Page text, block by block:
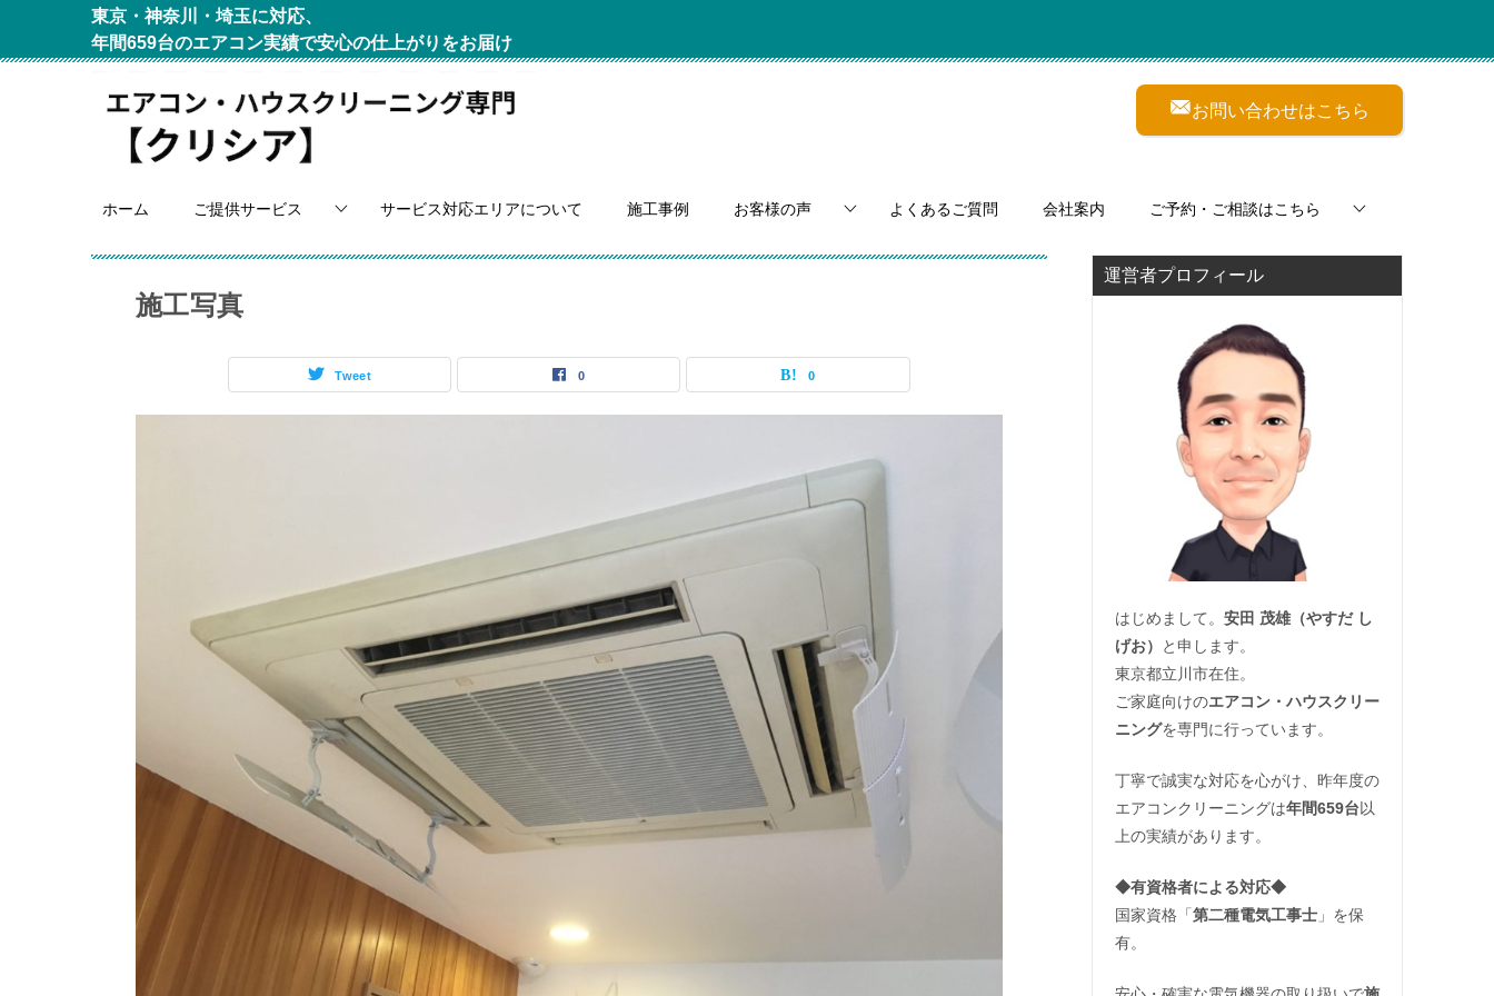
東京・神奈川・埼玉に対応、
年間659台のエアコン実績で安心の仕上がりをお届け
お問い合わせはこちら
ホーム ご提供サービス サービス対応エリアについて 施工事例 お客様の声 よくあるご質問 会社案内 ご予約・ご相談はこちら
施工写真
Tweet 0 0
運営者プロフィール
はじめまして。 安田 茂雄（やすだ し
げお）
と申します。
東京都立川市在住。
ご家庭向けのエアコン・ハウスクリー
ニングを専門に行っています。
丁寧で誠実な対応を心がけ、昨年度の
エアコンクリーニングは年間659台以
上の実績があります。
◆有資格者による対応◆
国家資格「第二種電気工事士 」を保
有。